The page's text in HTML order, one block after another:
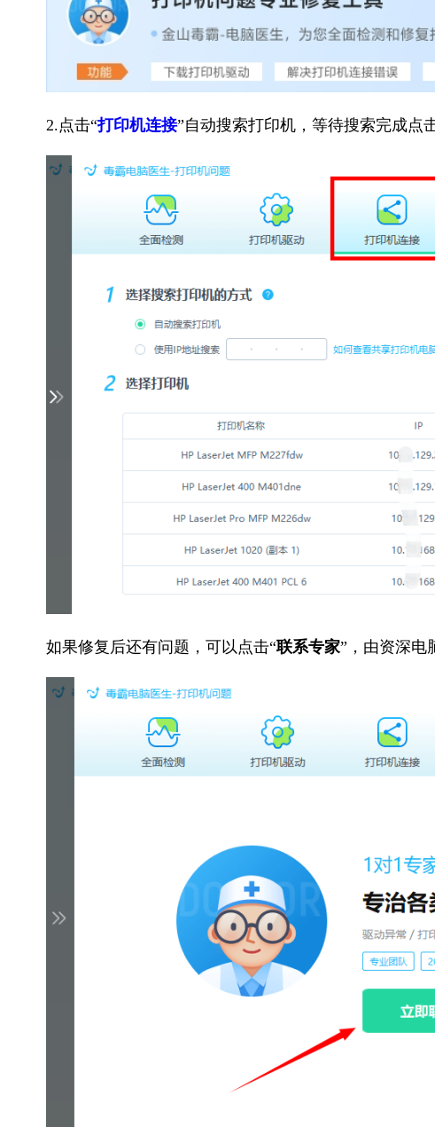
2.点击“打印机连接”自动搜索打印机，等待搜索完成点
如果修复后还有问题，可以点击“联系专家”，由资深电